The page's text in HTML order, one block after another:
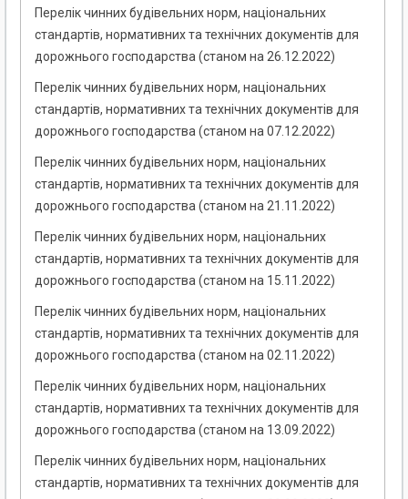
Перелік чинних будівельних норм, національних
стандартів, нормативних та технічних документів для
дорожнього господарства (станом на 26.12.2022)
Перелік чинних будівельних норм, національних
стандартів, нормативних та технічних документів для
дорожнього господарства (станом на 07.12.2022)
Перелік чинних будівельних норм, національних
стандартів, нормативних та технічних документів для
дорожнього господарства (станом на 21.11.2022)
Перелік чинних будівельних норм, національних
стандартів, нормативних та технічних документів для
дорожнього господарства (станом на 15.11.2022)
Перелік чинних будівельних норм, національних
стандартів, нормативних та технічних документів для
дорожнього господарства (станом на 02.11.2022)
Перелік чинних будівельних норм, національних
стандартів, нормативних та технічних документів для
дорожнього господарства (станом на 13.09.2022)
Перелік чинних будівельних норм, національних
стандартів, нормативних та технічних документів для